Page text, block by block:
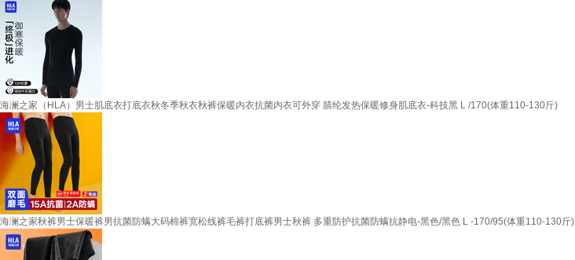
海澜之家（HLA）男士肌底衣打底衣秋冬季秋衣秋裤保暖内衣抗菌内衣可外穿 腈纶发热保暖修身肌底衣-科技黑 L /170(体重110-130斤)
海澜之家秋裤男士保暖裤男抗菌防螨大码棉裤宽松线裤毛裤打底裤男士秋裤 多重防护抗菌防螨抗静电-黑色/黑色 L -170/95(体重110-130斤)